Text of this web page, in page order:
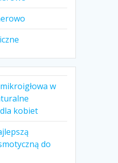
w
kobiet
do